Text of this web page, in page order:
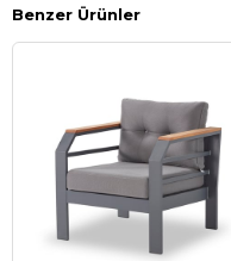
Benzer Ürünler